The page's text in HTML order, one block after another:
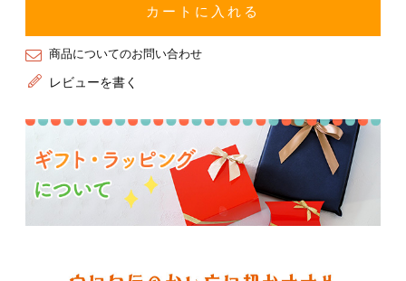
カートに入れる
商品についてのお問い合わせ
レビューを書く